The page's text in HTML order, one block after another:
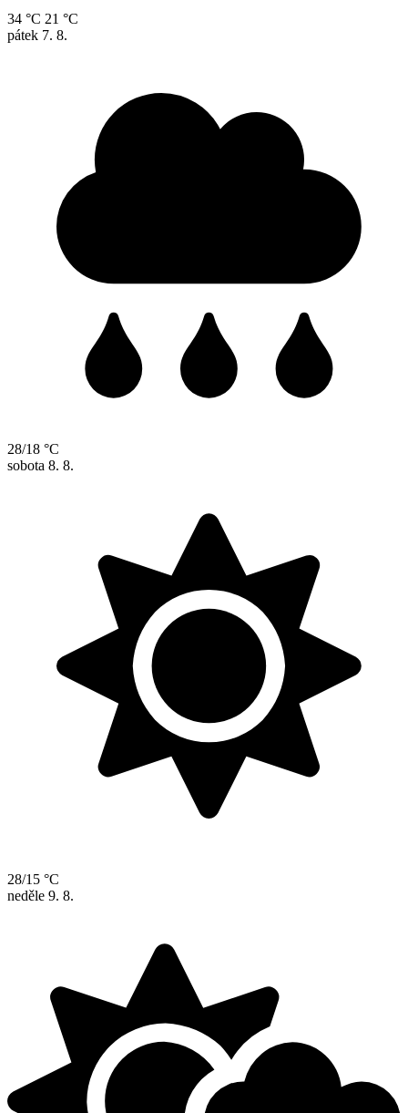
34 °C 21 °C
pátek 7. 8.
28/18 °C
sobota 8. 8.
28/15 °C
neděle 9. 8.